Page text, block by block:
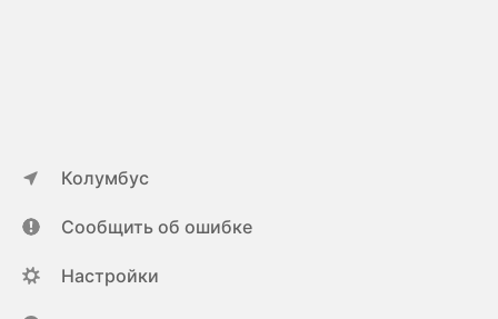
Колумбус
Сообщить об ошибке
Настройки